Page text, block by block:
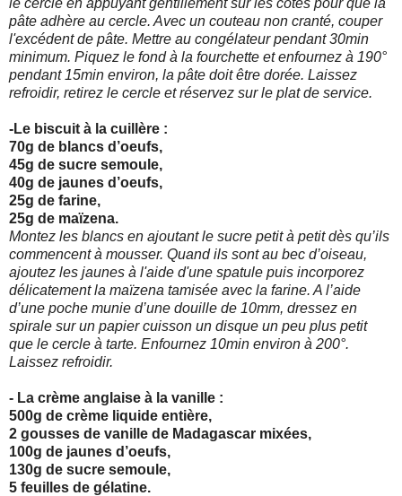
pâte adhère au cercle. Avec un couteau non cranté, couper
l'excédent de pâte. Mettre au congélateur pendant 30min
minimum. Piquez le fond à la fourchette et enfournez à 190°
pendant 15min environ, la pâte doit être dorée. Laissez
refroidir, retirez le cercle et réservez sur le plat de service.
-Le biscuit à la cuillère :
70g de blancs d’oeufs,
45g de sucre semoule,
40g de jaunes d’oeufs,
25g de farine,
25g de maïzena.
Montez les blancs en ajoutant le sucre petit à petit dès qu’ils
commencent à mousser. Quand ils sont au bec d’oiseau,
ajoutez les jaunes à l'aide d'une spatule puis incorporez
délicatement la maïzena tamisée avec la farine. A l’aide
d’une poche munie d’une douille de 10mm, dressez en
spirale sur un papier cuisson un disque un peu plus petit
que le cercle à tarte. Enfournez 10min environ à 200°.
Laissez refroidir.
- La crème anglaise à la vanille :
500g de crème liquide entière,
2 gousses de vanille de Madagascar mixées,
100g de jaunes d’oeufs,
130g de sucre semoule,
5 feuilles de gélatine.